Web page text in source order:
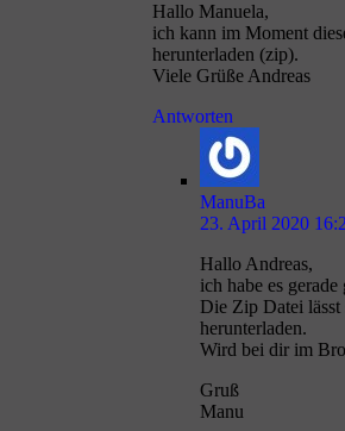
Hallo Manuela,
ich kann im Moment
herunterladen (zip).
Viele Grüße Andreas
Antworten
ManuBa
23. April 2020
Hallo Andreas,
ich habe es gerade
Die Zip Datei lässt
herunterladen.
Wird bei dir im
Gruß
Manu